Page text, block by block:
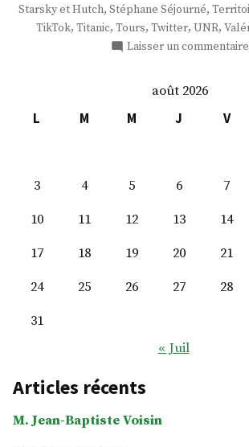
Starsky et Hutch, Stéphane Séjourné,
TikTok, Titanic, Tours, Twitter, UNR,
Laisser un commentaire
août 2026
L
M M J V
3
4 5 6 7
10
11 12 13 14
17
18 19 20 21
24
25 26 27 28
31
« Juil
Articles récents
M. Jean-Baptiste Voisin